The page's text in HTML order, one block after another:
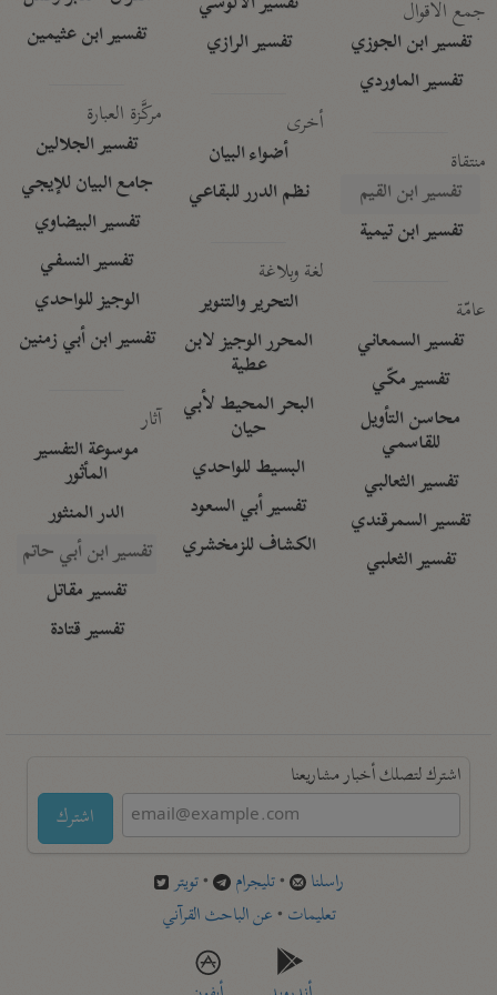
جمع الأقوال
تفسير ابن الجوزي
تفسير الماوردي
منتقاة
تفسير ابن القيم
تفسير ابن تيمية
عامّة
تفسير السمعاني
تفسير مكّي
محاسن التأويل
للقاسمي
تفسير الثعالبي
تفسير السمرقندي
تفسير الثعلبي
تفسير الرازي
أخرى
أضواء البيان
نظم الدرر للبقاعي
لغة وبلاغة
التحرير والتنوير
المحرر الوجيز لابن
عطية
البحر المحيط لأبي
حيان
البسيط للواحدي
تفسير أبي السعود
الكشاف للزمخشري
تفسير ابن عثيمين
مركَّزة العبارة
تفسير الجلالين
جامع البيان للإيجي
تفسير البيضاوي
تفسير النسفي
الوجيز للواحدي
تفسير ابن أبي زمنين
آثار
موسوعة التفسير
المأثور
الدر المنثور
تفسير ابن أبي حاتم
تفسير مقاتل
تفسير قتادة
اشترك لتصلك أخبار مشاريعنا
اشترك
راسلنا •تليجرام •تويتر
تعليمات •عن الباحث القرآني